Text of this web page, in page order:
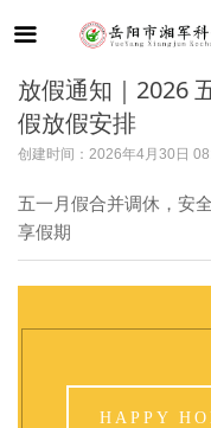
끀
首页
学校概况
新闻动态
教学教研
德育管理
放假通知｜2026
假放假安排
创建时间： 2026年4月30日
五一月假合并调休，安
享假期
HAPPY